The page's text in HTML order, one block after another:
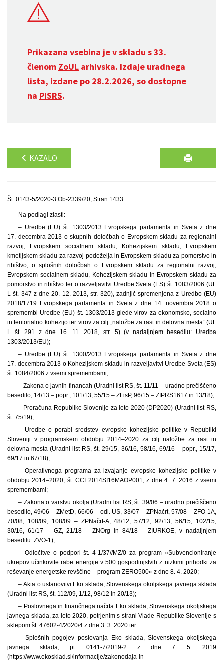
Prikazana vsebina je v skladu s 33.
členom ZoUL arhivska. Izdaje uradnega
lista, izdane po 28.2.2026, so dostopne
na PISRS.
KAZALO
Št. 0143-5/2020-3 Ob-2339/20, Stran 1433
Na podlagi zlasti:
– Uredbe (EU) št. 1303/2013 Evropskega parlamenta in Sveta z dne
17. decembra 2013 o skupnih določbah o Evropskem skladu za regionalni
razvoj, Evropskem socialnem skladu, Kohezijskem skladu, Evropskem
kmetijskem skladu za razvoj podeželja in Evropskem skladu za pomorstvo in
ribištvo, o splošnih določbah o Evropskem skladu za regionalni razvoj,
Evropskem socialnem skladu, Kohezijskem skladu in Evropskem skladu za
pomorstvo in ribištvo ter o razveljavitvi Uredbe Sveta (ES) št. 1083/2006 (UL
L št. 347 z dne 20. 12. 2013, str. 320), zadnjič spremenjena z Uredbo (EU)
2018/1719 Evropskega parlamenta in Sveta z dne 14. novembra 2018 o
spremembi Uredbe (EU) št. 1303/2013 glede virov za ekonomsko, socialno
in teritorialno kohezijo ter virov za cilj „naložbe za rast in delovna mesta“ (UL
L št. 291 z dne 16. 11. 2018, str. 5) (v nadaljnjem besedilu: Uredba
1303/2013/EU);
– Uredbe (EU) št. 1300/2013 Evropskega parlamenta in Sveta z dne
17. decembra 2013 o Kohezijskem skladu in razveljavitvi Uredbe Sveta (ES)
št. 1084/2006 z vsemi spremembami;
– Zakona o javnih financah (Uradni list RS, št. 11/11 – uradno prečiščeno
besedilo, 14/13 – popr., 101/13, 55/15 – ZFisP, 96/15 – ZIPRS1617 in 13/18);
– Proračuna Republike Slovenije za leto 2020 (DP2020) (Uradni list RS,
št. 75/19);
– Uredbe o porabi sredstev evropske kohezijske politike v Republiki
Sloveniji v programskem obdobju 2014–2020 za cilj naložbe za rast in
delovna mesta (Uradni list RS, št. 29/15, 36/16, 58/16, 69/16 – popr., 15/17,
69/17 in 67/18);
– Operativnega programa za izvajanje evropske kohezijske politike v
obdobju 2014–2020, št. CCI 2014SI16MAOP001, z dne 4. 7. 2016 z vsemi
spremembami;
– Zakona o varstvu okolja (Uradni list RS, št. 39/06 – uradno prečiščeno
besedilo, 49/06 – ZMetD, 66/06 – odl. US, 33/07 – ZPNačrt, 57/08 – ZFO-1A,
70/08, 108/09, 108/09 – ZPNačrt-A, 48/12, 57/12, 92/13, 56/15, 102/15,
30/16, 61/17 – GZ, 21/18 – ZNOrg in 84/18 – ZIURKOE, v nadaljnjem
besedilu: ZVO-1);
– Odločitve o podpori št. 4-1/37//MZ/0 za program »Subvencioniranje
ukrepov učinkovite rabe energije v 500 gospodinjstvih z nizkimi prihodki za
reševanje energetske revščine – program ZERO500« z dne 8. 4. 2020;
– Akta o ustanovitvi Eko sklada, Slovenskega okoljskega javnega sklada
(Uradni list RS, št. 112/09, 1/12, 98/12 in 20/13);
– Poslovnega in finančnega načrta Eko sklada, Slovenskega okoljskega
javnega sklada, za leto 2020, potrjenim s strani Vlade Republike Slovenije s
sklepom št. 47602-4/2020/4 z dne 3. 3. 2020 ter
– Splošnih pogojev poslovanja Eko sklada, Slovenskega okoljskega
javnega sklada, pt. 0141-7/2019-2 z dne 7. 5. 2019
(https://www.ekosklad.si/informacije/zakonodaja-in-